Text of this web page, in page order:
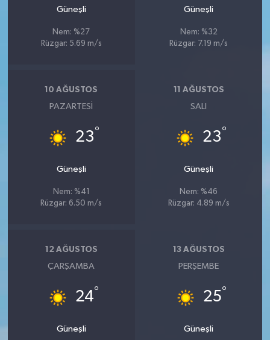
Güneşli
Nem: %27
Rüzgar: 5.69 m/s
Güneşli
Nem: %32
Rüzgar: 7.19 m/s
10 AĞUSTOS
PAZARTESI
23°
Güneşli
Nem: %41
Rüzgar: 6.50 m/s
11 AĞUSTOS
SALI
23°
Güneşli
Nem: %46
Rüzgar: 4.89 m/s
12 AĞUSTOS
ÇARŞAMBA
24°
Güneşli
13 AĞUSTOS
PERŞEMBE
25°
Güneşli